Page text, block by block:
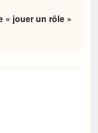
« jouer un rôle »